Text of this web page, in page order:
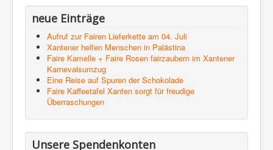
neue Einträge
Aufruf zur Fairen Lieferkette am 04. Juli
Xantener helfen Menschen in Palästina
Faire Kamelle + Faire Rosen fairzaubern im Xantener
Karnevalsumzug
Eine Reise auf Spuren der Schokolade
Faire Kaffeetafel Xanten sorgt für freudige
Überraschungen
Unsere Spendenkonten